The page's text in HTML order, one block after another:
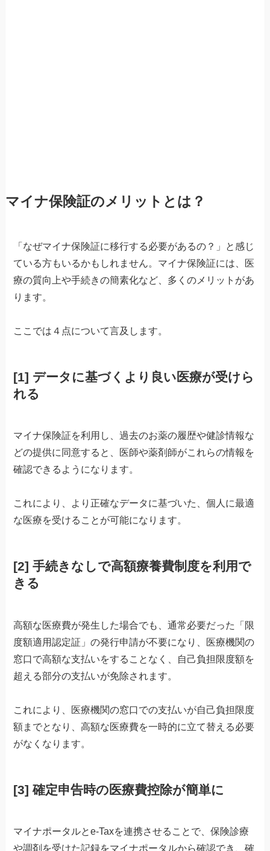
マイナ保険証のメリットとは？
「なぜマイナ保険証に移行する必要があるの？」と感じ
ている方もいるかもしれません。マイナ保険証には、医
療の質向上や手続きの簡素化など、多くのメリットがあ
ります。
ここでは４点について言及します。
[1] データに基づくより良い医療が受けら
れる
マイナ保険証を利用し、過去のお薬の履歴や健診情報な
どの提供に同意すると、医師や薬剤師がこれらの情報を
確認できるようになります。
これにより、より正確なデータに基づいた、個人に最適
な医療を受けることが可能になります。
[2]手続きなしで高額療養費制度を利用で
きる
高額な医療費が発生した場合でも、通常必要だった「限
度額適用認定証」の発行申請が不要になり、医療機関の
窓口で高額な支払いをすることなく、自己負担限度額を
超える部分の支払いが免除されます。
これにより、医療機関の窓口での支払いが自己負担限度
額までとなり、高額な医療費を一時的に立て替える必要
がなくなります。
[3]確定申告時の医療費控除が簡単に
マイナポータルとe-Taxを連携させることで、保険診療
や調剤を受けた記録をマイナポータルから確認でき、確